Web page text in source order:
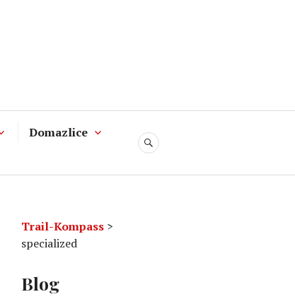
Domazlice
SUCHE
Trail-Kompass >
specialized
Blog